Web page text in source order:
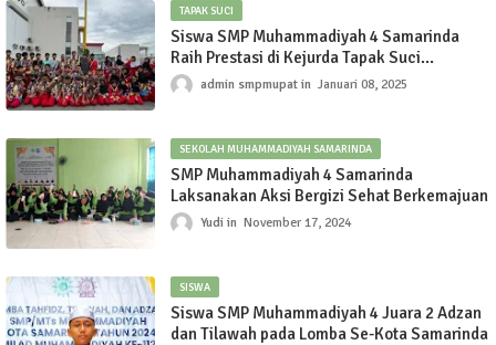
TAPAK SUCI
Siswa SMP Muhammadiyah 4 Samarinda
Raih Prestasi di Kejurda Tapak Suci
Samarinda Tahun 2024
admin smpmupat Januari 08, 2025
SEKOLAH MUHAMMADIYAH SAMARINDA
SMP Muhammadiyah 4 Samarinda
Laksanakan Aksi Bergizi Sehat Berkemajuan
Yudi November 17, 2024
SISWA
Siswa SMP Muhammadiyah 4 Juara 2 Adzan
dan Tilawah pada Lomba Se-Kota Samarinda